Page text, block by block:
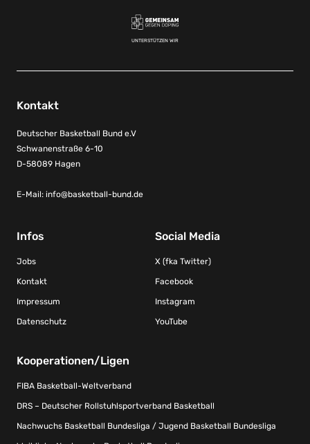
UNTERSTÜTZEN WIR
Kontakt
Deutscher Basketball Bund e.V
Schwanenstraße 6-10
D-58089 Hagen
E-Mail: info@basketball-bund.de
Infos
Jobs
Kontakt
Impressum
Datenschutz
Social Media
X (fka Twitter)
Facebook
Instagram
YouTube
Kooperationen/Ligen
FIBA Basketball-Weltverband
DRS – Deutscher Rollstuhlsportverband Basketball
Nachwuchs Basketball Bundesliga / Jugend Basketball Bundesliga